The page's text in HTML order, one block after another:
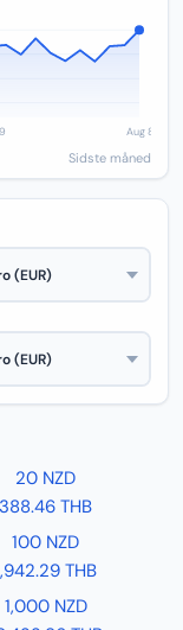
Sidste måned
20 NZD
388.46 THB
100 NZD
THB
1,000 NZD